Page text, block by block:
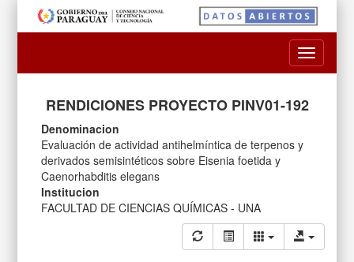
Toggle
RENDICIONES PROYECTO PINV01-192
Denominacion
Evaluación de actividad antihelmíntica de terpenos y
derivados semisintéticos sobre Eisenia foetida y
Caenorhabditis elegans
Institucion
FACULTAD DE CIENCIAS QUÍMICAS - UNA